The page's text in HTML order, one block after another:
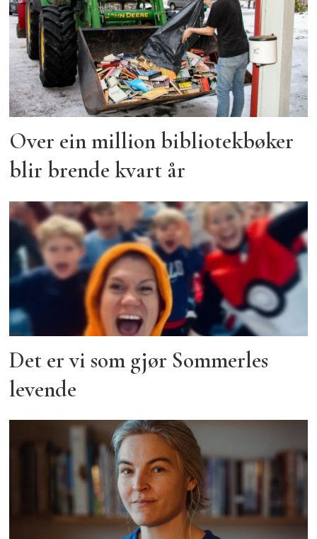
Over ein million bibliotekbøker
blir brende kvart år
Det er vi som gjør Sommerles
levende